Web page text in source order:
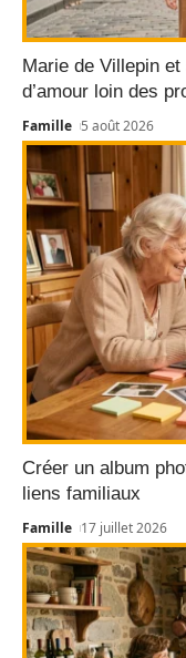
Marie de Villepin
d’amour loin des
Famille 5 août 2026
Créer un album
liens familiaux
Famille 17 juillet 2026